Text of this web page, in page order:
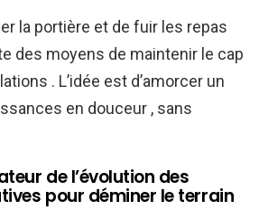
la portière et de fuir les repas
des moyens de maintenir le cap
. L’idée est d’amorcer un
en douceur , sans
de l’évolution des
pour déminer le terrain